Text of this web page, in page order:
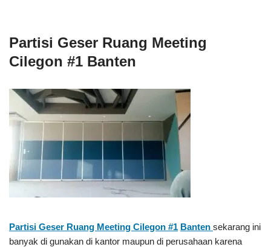
Partisi Geser Ruang Meeting
Cilegon #1 Banten
Partisi Geser Ruang Meeting Cilegon #1 Banten sekarang ini
banyak di gunakan di kantor maupun di perusahaan karena